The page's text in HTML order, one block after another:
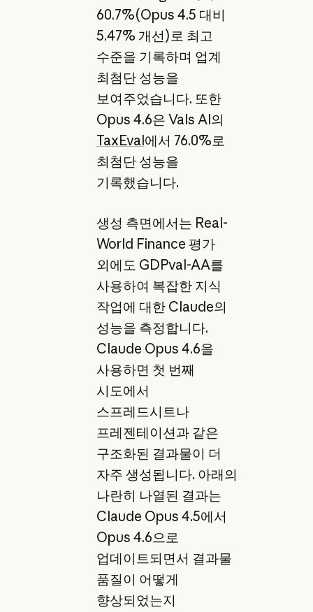
60.7%(Opus 4.5 대비
5.47% 개선)로 최고
수준을 기록하며 업계
최첨단 성능을
보여주었습니다. 또한
Opus 4.6은 Vals AI의
TaxEval에서 76.0%로
최첨단 성능을
기록했습니다.
생성 측면에서는 Real-
World Finance 평가
외에도 GDPval-AA를
사용하여 복잡한 지식
작업에 대한 Claude의
성능을 측정합니다.
Claude Opus 4.6을
사용하면 첫 번째
시도에서
스프레드시트나
프레젠테이션과 같은
구조화된 결과물이 더
자주 생성됩니다. 아래의
나란히 나열된 결과는
Claude Opus 4.5에서
Opus 4.6으로
업데이트되면서 결과물
품질이 어떻게
향상되었는지